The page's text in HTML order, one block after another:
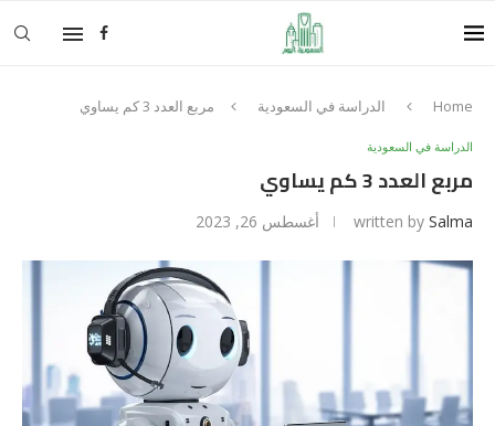
Home الدراسة في السعودية مربع العدد 3 كم يساوي
الدراسة في السعودية
مربع العدد 3 كم يساوي
written by Salma أغسطس 26, 2023